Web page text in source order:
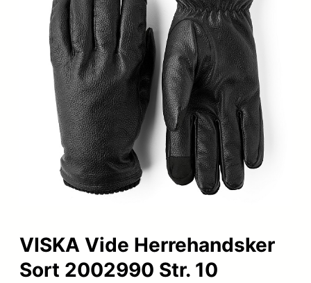
VISKA Vide Herrehandsker
Sort 2002990 Str. 10